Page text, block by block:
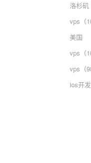
洛杉矶
vps（
美国
vps（
vps（
ios开发